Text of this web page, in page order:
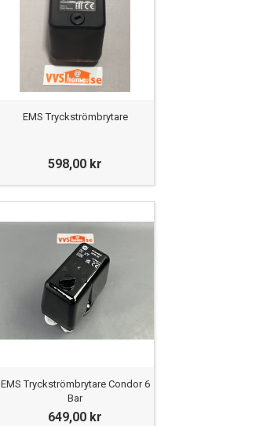
EMS Tryckströmbrytare
598,00 kr
EMS Tryckströmbrytare Condor 6
Bar
649,00 kr